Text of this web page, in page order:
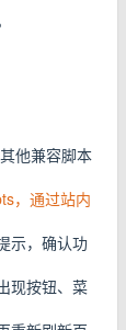
他兼容脚本
，通过站内
示，确认功
现按钮、菜